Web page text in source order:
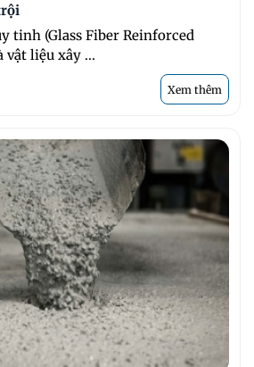
tinh (Glass Fiber Reinforced
vật liệu xây ...
Xem thêm